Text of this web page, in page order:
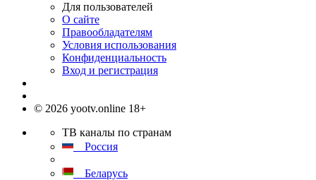
Для пользователей
О сайте
Правообладателям
Условия использования
Конфиденциальность
Вход и регистрация
© 2026 yootv.online 18+
ТВ каналы по странам
Россия
Беларусь